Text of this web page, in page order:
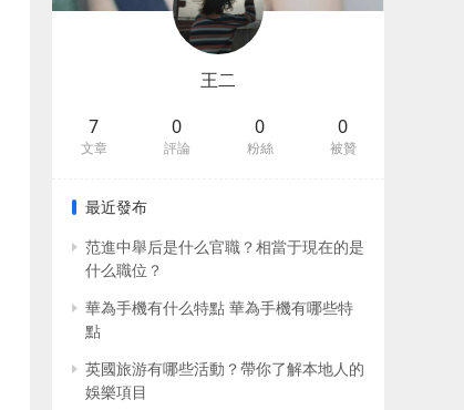
王二
7
文章
0
評論
0
粉絲
0
被贊
最近發布
范進中舉后是什么官職？相當于現在的是
什么職位？
華為手機有什么特點 華為手機有哪些特
點
英國旅游有哪些活動？帶你了解本地人的
娛樂項目